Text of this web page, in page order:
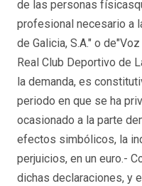
de las personas
profesional necesario a
de Galicia, S.A." o
Real Club Deportivo de
la demanda, es
periodo en que se ha
ocasionado a la parte
efectos simbólicos, la
perjuicios, en un euro.-
dichas declaraciones, y